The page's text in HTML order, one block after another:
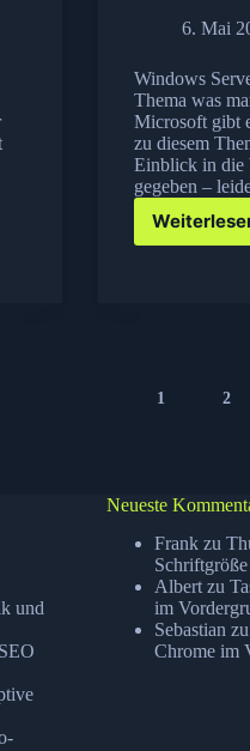
6. Mai
Windows
Thema was
Microsoft gibt
zu diesem
Einblick in die
gegeben –
1 2
und
Neueste
Frankzu
Schriftgröße
Albertzu
im
Sebastian zu
Chrome im